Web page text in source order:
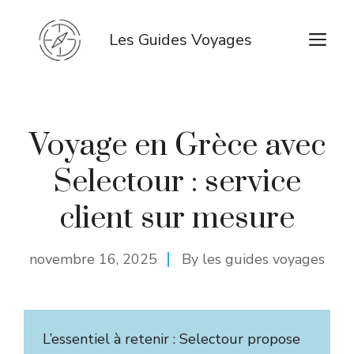
contenu
Les Guides Voyages
Voyage en Grèce avec
Selectour : service
client sur mesure
novembre 16, 2025 By les guides voyages
L’essentiel à retenir : Selectour propose